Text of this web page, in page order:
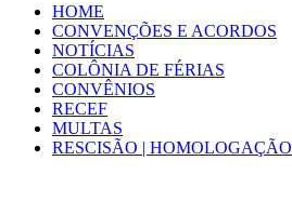
HOME
CONVENÇÕES E ACORDOS
NOTÍCIAS
COLÔNIA DE FÉRIAS
CONVÊNIOS
RECEF
MULTAS
RESCISÃO | HOMOLOGAÇÃO